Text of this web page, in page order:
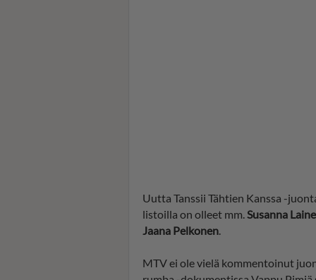
Uutta Tanssii Tähtien Kanssa -
listoilla on olleet mm.Susanna
Jaana Pelkonen.
MTV ei ole vielä kommentoinut